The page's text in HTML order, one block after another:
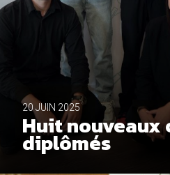
20 JUIN 2025
Huit nouveaux
diplômés